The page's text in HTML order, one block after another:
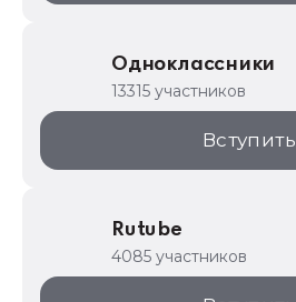
Одноклассники
13315 участников
Вступить
Rutube
4085 участников